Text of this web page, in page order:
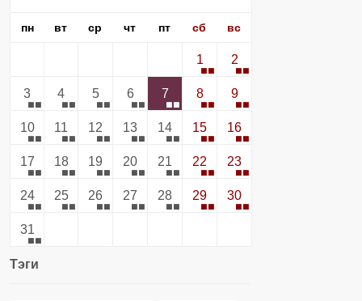
пн вт ср чт пт сб вс
1 2
3 4 5 6 7 8 9
10 11 12 13 14 15 16
17 18 19 20 21 22 23
24 25 26 27 28 29 30
31
Тэги